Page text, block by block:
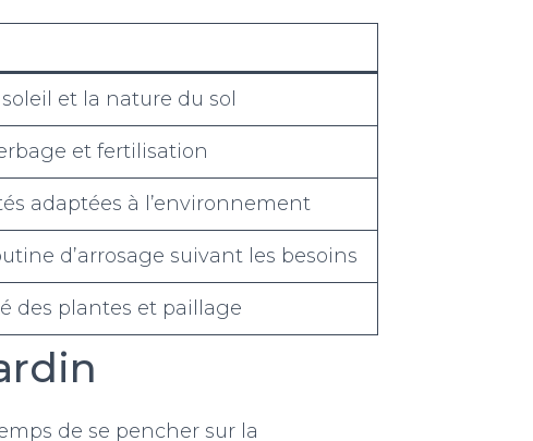
et la nature du sol
et fertilisation
adaptées à l’environnement
d’arrosage suivant les besoins
des plantes et paillage
de se pencher sur la